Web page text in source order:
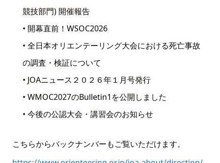
競技部門) 開催報告
• 開幕直前！WSOC2026
• 全日本オリエンテーリング大会における死亡事故
の調査・検証について
• JOAニュース２０２６年１月号発行
• WMOC2027のBulletin1を公開しました
• 今後の公認大会・講習会のお知らせ
こちらからバックナンバーもご覧いただけます。